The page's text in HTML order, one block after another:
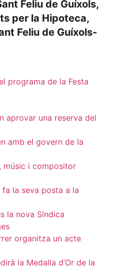
Feliu de Guíxols,
per la Hipoteca,
Feliu de Guíxols-
programa de la Festa
aprovar una reserva del
amb el govern de la
músic i compositor
la seva posta a la
la nova Síndica
organitza un acte
la Medalla d’Or de la